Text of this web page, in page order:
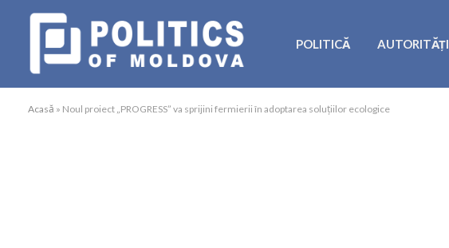
POLITICĂ AUTORITĂȚI
Acasă » Noul proiect „PROGRESS” va sprijini fermierii în adoptarea soluțiilor ecologice